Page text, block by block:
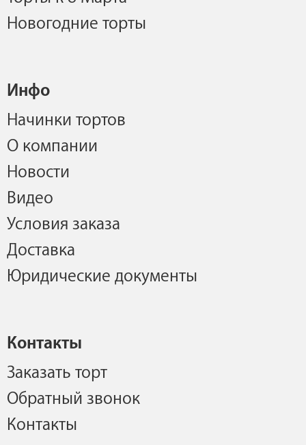
Новогодние торты
Инфо
Начинки тортов
О компании
Новости
Видео
Условия заказа
Доставка
Юридические документы
Контакты
Заказать торт
Обратный звонок
Контакты